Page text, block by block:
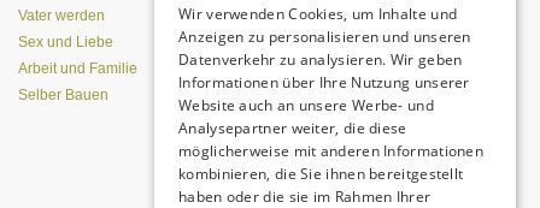
Vater werden
Sex und Liebe
Arbeit und Familie
Selber Bauen
Da sind Kinder mit Begeisterung
dabei.
Wir verwenden Cookies, um Inhalte und
Anzeigen zu personalisieren und unseren
Datenverkehr zu analysieren. Wir geben
Informationen über Ihre Nutzung unserer
Website auch an unsere Werbe- und
Analysepartner weiter, die diese
möglicherweise mit anderen Informationen
kombinieren, die Sie ihnen bereitgestellt
haben oder die sie im Rahmen Ihrer